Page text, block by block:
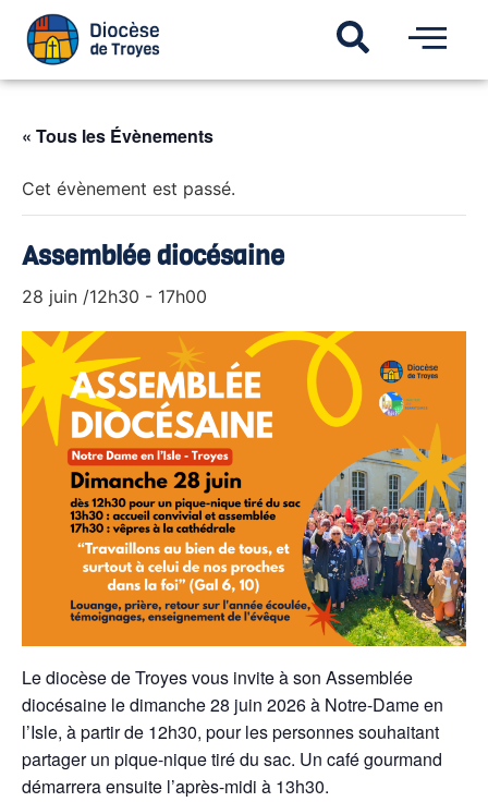
« Tous les Évènements
Cet évènement est passé.
Assemblée diocésaine
28 juin /12h30 - 17h00
Le diocèse de Troyes vous invite à son Assemblée
diocésaine le dimanche 28 juin 2026 à Notre-Dame en
l’Isle, à partir de 12h30, pour les personnes souhaitant
partager un pique-nique tiré du sac. Un café gourmand
démarrera ensuite l’après-midi à 13h30.